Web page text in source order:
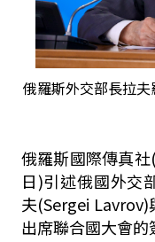
俄羅斯外交部長拉
俄羅斯國際傳真
日)引述俄國外交
夫(Sergei
出席聯合國大會的